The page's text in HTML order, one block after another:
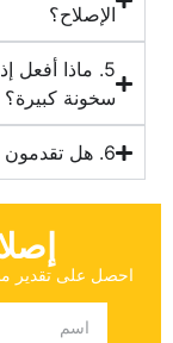
الإصلاح؟‏
‏5. ماذا أفعل
سخونة كبيرة؟‏
‏6. هل تقدمون المساعدة للسيارات الفرنسية التي تتعطل؟‏
‏احصل على تقدير